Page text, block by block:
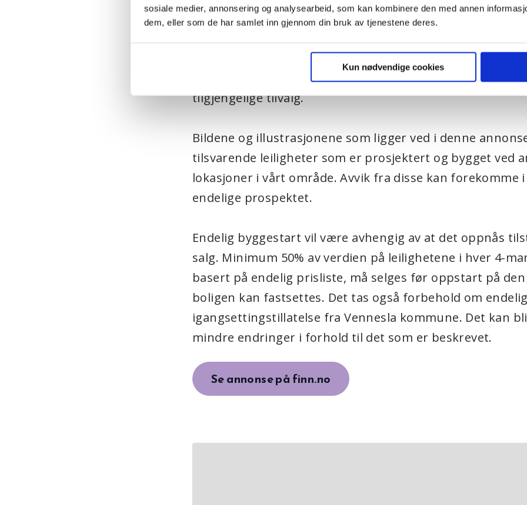
sosiale medier, annonsering og analysearbeid, som kan kombinere den med annen
dem, eller som de har samlet inn gjennom din bruk av tjenestene deres.
Kun nødvendige cookies
resultatet ved egne valg av overflater. Ta gjerne kontakt
tilsendt komplett leveransebeskrivelse og mer
tilgjengelige tilvalg.
Bildene og illustrasjonene som ligger ved i denne
tilsvarende leiligheter som er prosjektert og bygget ved
lokasjoner i vårt område. Avvik fra disse kan forekomme
endelige prospektet.
Endelig byggestart vil være avhengig av at det oppnås
salg. Minimum 50% av verdien på leilighetene i hver 4-
basert på endelig prisliste, må selges før oppstart på
boligen kan fastsettes. Det tas også forbehold om
igangsettingstillatelse fra Vennesla kommune. Det kan
mindre endringer i forhold til det som er beskrevet.
Se annonse på finn.no